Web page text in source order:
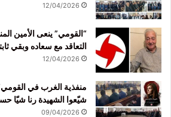
12/04/2026
“القومي” ينعى الأمين
التعاقد مع سعاده وبقي
12/04/2026
منفذية الغرب في
شيّعوا الشهيدة رنا شيّا
09/04/2026